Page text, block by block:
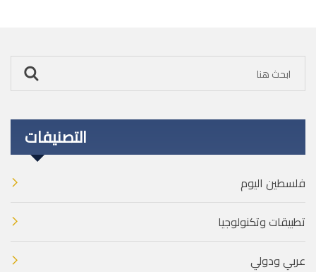
التصنيفات
فلسطين اليوم
تطبيقات وتكنولوجيا
عربي ودولي